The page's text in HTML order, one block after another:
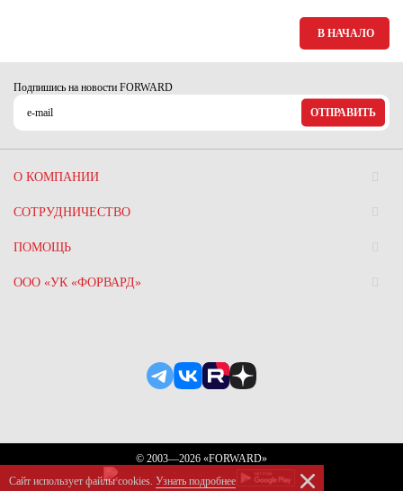
В НАЧАЛО
Подпишись на новости FORWARD
ОТПРАВИТЬ
О КОМПАНИИ
СОТРУДНИЧЕСТВО
ПОМОЩЬ
ООО «УК «ФОРВАРД»
© 2003—2026 «FORWARD»
Сайт использует файлы сookies. Узнать подробнее